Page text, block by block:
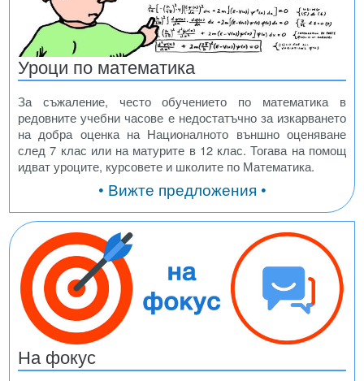
Уроци по математика
За съжаление, често обучението по математика в
редовните учебни часове е недостатъчно за изкарването
на добра оценка на Националното външно оценяване
след 7 клас или на матурите в 12 клас. Тогава на помощ
идват уроците, курсовете и школите по Математика.
• Вижте предложения •
На фокус